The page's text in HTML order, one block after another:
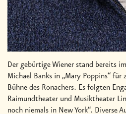
Der gebürtige Wiener stand bereits
Michael Banks in „Mary Poppins“ für
Bühne des Ronachers. Es folgten
Raimundtheater und Musiktheater
noch niemals in New York“. Diverse